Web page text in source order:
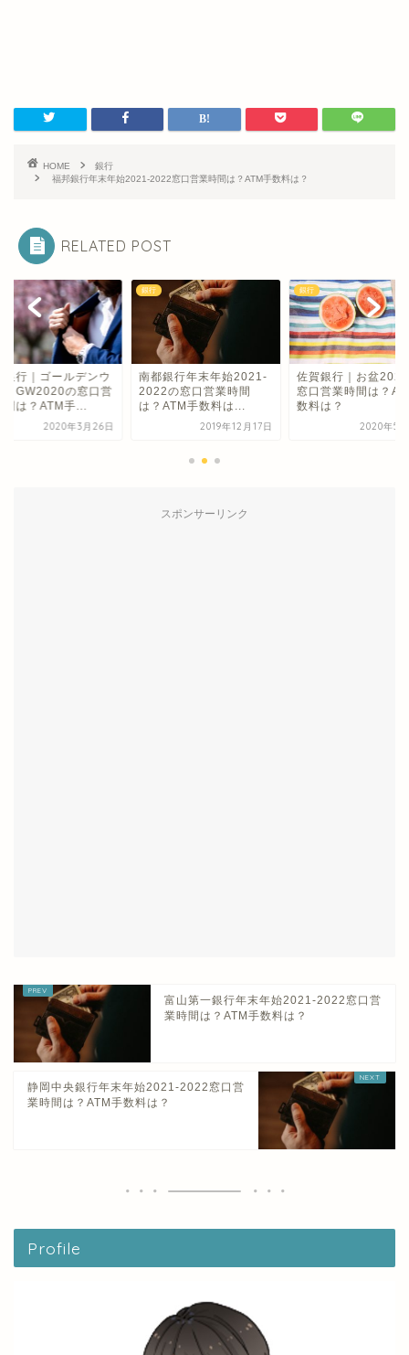
HOME
銀行
福邦銀行年末年始2021-2022窓口営業時間は？ATM手数料は？
RELATED POST
銀行｜ゴールデンウ
クGW2020の窓口営
間は？ATM手...
2020年3月26日
銀行
南都銀行年末年始2021-
2022の窓口営業時間
は？ATM手数料は...
2019年12月17日
銀行
佐賀銀行｜お盆
窓口営業時間は？
数料は？
2020年5
スポンサーリンク
富山第一銀行年末年始2021-2022窓口営
業時間は？ATM手数料は？
静岡中央銀行年末年始2021-2022窓口営
業時間は？ATM手数料は？
Profile